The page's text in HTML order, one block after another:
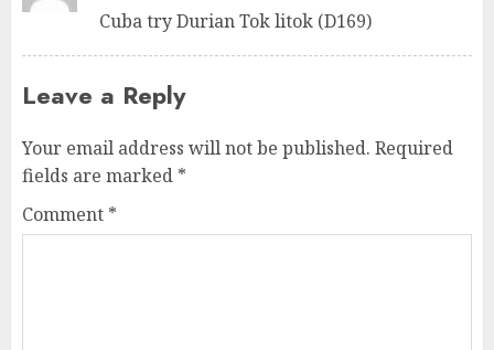
Cuba try Durian Tok litok (D169)
Leave a Reply
Your email address will not be published. Required
fields are marked *
Comment *